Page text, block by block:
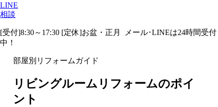
LINE
相談
[受付]8:30～17:30 [定休]お盆・正月
メール･LINEは24時間受付
中！
部屋別リフォームガイド
リビングルームリフォームのポイ
ント